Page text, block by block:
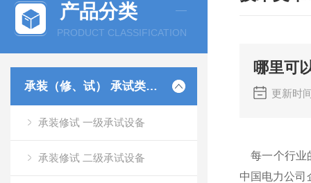
产品分类
PRODUCT CLASSIFICATION
承装（修、试） 承试类仪器
承装修试 一级承试设备
承装修试 二级承试设备
哪里可
更新时
每一个行业
中国电力公司